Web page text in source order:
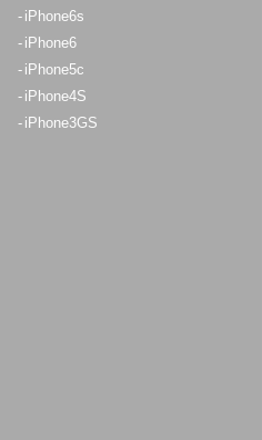
iPhone6s
iPhone6
iPhone5c
iPhone4S
iPhone3GS